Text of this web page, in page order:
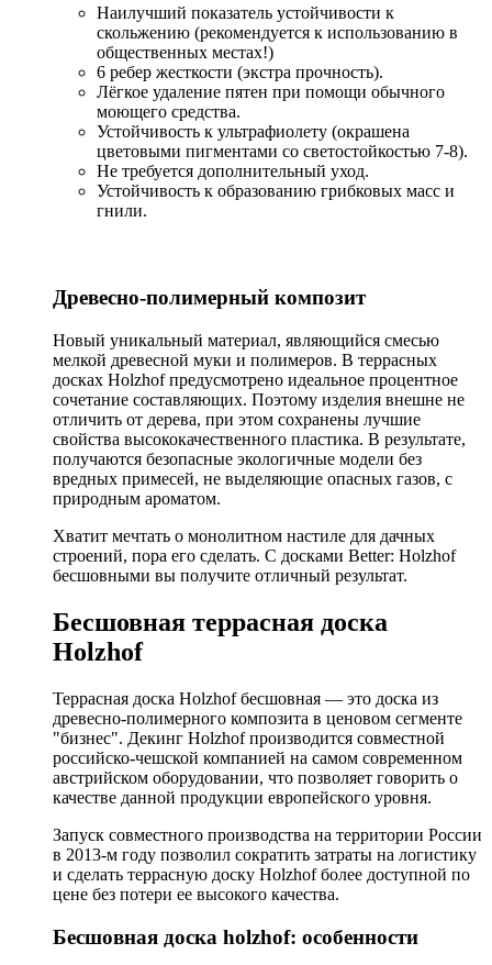
Наилучший показатель устойчивости к
скольжению (рекомендуется к использованию в
общественных местах!)
6 ребер жесткости (экстра прочность).
Лёгкое удаление пятен при помощи обычного
моющего средства.
Устойчивость к ультрафиолету (окрашена
цветовыми пигментами со светостойкостью 7-8).
Не требуется дополнительный уход.
Устойчивость к образованию грибковых масс и
гнили.
Древесно-полимерный композит
Новый уникальный материал, являющийся смесью
мелкой древесной муки и полимеров. В террасных
досках Holzhof предусмотрено идеальное процентное
сочетание составляющих. Поэтому изделия внешне не
отличить от дерева, при этом сохранены лучшие
свойства высококачественного пластика. В результате,
получаются безопасные экологичные модели без
вредных примесей, не выделяющие опасных газов, с
природным ароматом.
Хватит мечтать о монолитном настиле для дачных
строений, пора его сделать. С досками Better: Holzhof
бесшовными вы получите отличный результат.
Бесшовная террасная доска
Holzhof
Террасная доска Holzhof бесшовная — это доска из
древесно-полимерного композита в ценовом сегменте
"бизнес". Декинг Holzhof производится совместной
российско-чешской компанией на самом современном
австрийском оборудовании, что позволяет говорить о
качестве данной продукции европейского уровня.
Запуск совместного производства на территории России
в 2013-м году позволил сократить затраты на логистику
и сделать террасную доску Holzhof более доступной по
цене без потери ее высокого качества.
Бесшовная доска holzhof: особенности